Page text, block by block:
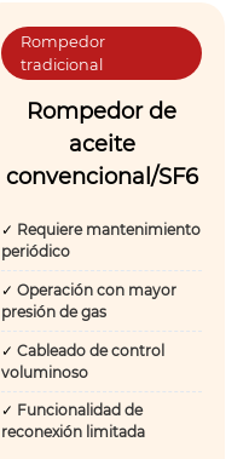
Rompedor
tradicional
Rompedor de
aceite
convencional/SF6
✓ Requiere mantenimiento
periódico
✓Operación con mayor
presión de gas
✓Cableado de control
voluminoso
✓ Funcionalidad de
reconexión limitada